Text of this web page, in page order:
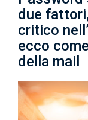
due
critico
ecco
della mail